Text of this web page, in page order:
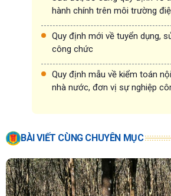
hành chính trên môi trường
Quy định mới về tuyển dụng,
công chức
Quy định mẫu về kiểm toán
nhà nước, đơn vị sự nghiệp
BÀI VIẾT CÙNG CHUYÊN MỤC